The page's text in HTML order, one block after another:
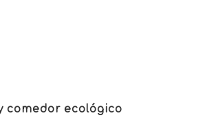
comedor ecológico